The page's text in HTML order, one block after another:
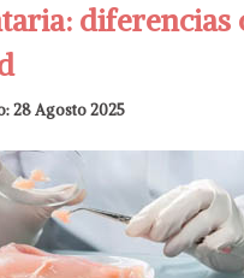
diferencias
28 Agosto 2025